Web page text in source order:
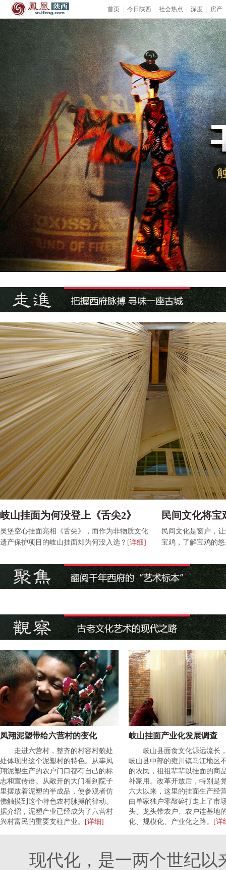
首页 今日陕西 社会热点 深度 房产
岐山挂面为何没登上《舌尖2》
吴堡空心挂面亮相《舌尖》，而作为非物质文化
遗产保护项目的岐山挂面却为何没入选？ [详细]
民间文化将宝
民间文化是窗户，
宝鸡，了解宝鸡的
凤翔泥塑带给六营村的变化
走进六营村，整齐的村容村貌处
处体现出这个泥塑村的特色。从事凤
翔泥塑生产的农户门口都有自己的标
志和宣传语。从敞开的大门看到院子
里摆放着泥塑的半成品，使参观者仿
佛触摸到这个特色农村脉搏的律动。
据介绍，泥塑产业已经成为了六营村
兴村富民的重要支柱产业。
[详细]
岐山挂面产业化发展调查
岐山县面食文化源远流长
岐山县中部的雍川镇马江地区
的农民，祖祖辈辈以挂面的商
补家用。改革开放后，特别是
六大以来，这里的挂面生产经
由单家独户零敲碎打走上了市
头、龙头带农户、农户连基地
化、规模化、产业化之路。
[详
现代化，是一两个世纪以